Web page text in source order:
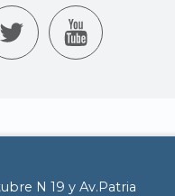
N 19 y Av.Patria